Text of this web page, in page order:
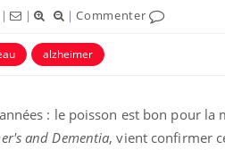
| | |Commenter
alzheimer
: le poisson est bon pour
and Dementia, vient confirmer
Pourquoi manger moins
de protéines pourrait